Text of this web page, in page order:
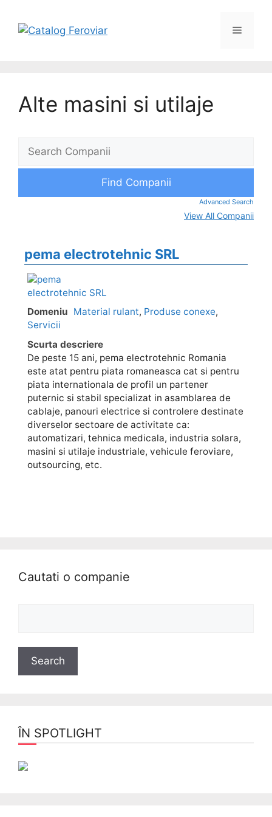
Alte masini si utilaje
Advanced Search
View All Companii
pema electrotehnic SRL
Domeniu Material rulant, Produse conexe,
Servicii
Scurta descriere
De peste 15 ani, pema electrotehnic Romania
este atat pentru piata romaneasca cat si pentru
piata internationala de profil un partener
puternic si stabil specializat in asamblarea de
cablaje, panouri electrice si controlere destinate
diverselor sectoare de activitate ca:
automatizari, tehnica medicala, industria solara,
masini si utilaje industriale, vehicule feroviare,
outsourcing, etc.
Cautati o companie
ÎN SPOTLIGHT